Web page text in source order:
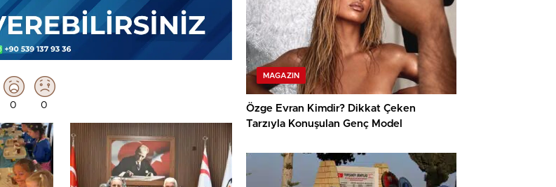
0 0
MAGAZIN
Özge Evran Kimdir? Dikkat Çeken
Tarzıyla Konuşulan Genç Model